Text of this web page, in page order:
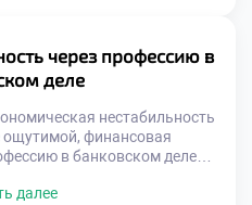
системы международные
медленными и
торговые потоки […]
через профессию в
деле
нестабильность
ощутимой, финансовая
в банковском деле
дне. Выбор карьеры в
далее